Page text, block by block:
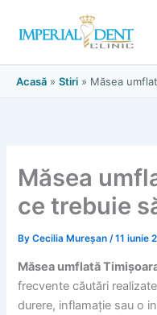
Acasă » Stiri » Măsea
Măsea
ce trebuie
ByCecilia Mureșan /11 iunie
Măsea umflată
frecvente căutări
durere, inflamație sau o